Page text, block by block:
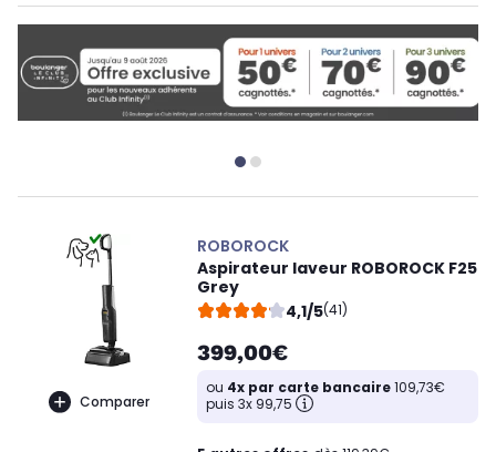
Comparer
ROBOROCK
Aspirateur laveur ROBOROCK F25
Grey
4,1/5(41)
399,00€
ou 4x par carte bancaire109,73€
puis 3x 99,75